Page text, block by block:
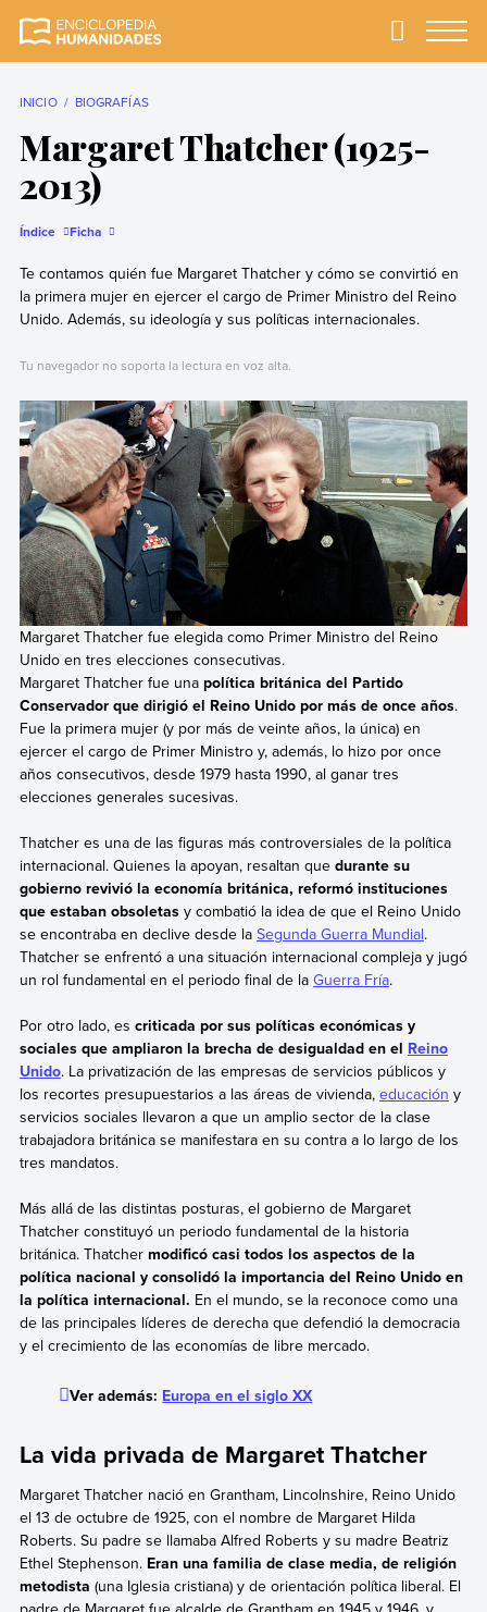
completa y más
Primary
INICIO BIOGRAFÍAS
Margaret Thatcher (1925-
2013)
Índice Ficha
Te contamos quién fue Margaret Thatcher y cómo se convirtió en
la primera mujer en ejercer el cargo de Primer Ministro del Reino
Unido. Además, su ideología y sus políticas internacionales.
Tu navegador no soporta la lectura en voz alta.
Margaret Thatcher fue elegida como Primer Ministro del Reino
Unido en tres elecciones consecutivas.
Margaret Thatcher fue una política británica del Partido
Conservador que dirigió el Reino Unido por más de once años.
Fue la primera mujer (y por más de veinte años, la única) en
ejercer el cargo de Primer Ministro y, además, lo hizo por once
años consecutivos, desde 1979 hasta 1990, al ganar tres
elecciones generales sucesivas.
Thatcher es una de las figuras más controversiales de la política
internacional. Quienes la apoyan, resaltan que durante su
gobierno revivió la economía británica, reformó instituciones
que estaban obsoletasy combatió la idea de que el Reino Unido
se encontraba en declive desde la Segunda Guerra Mundial.
Thatcher se enfrentó a una situación internacional compleja y jugó
un rol fundamental en el periodo final de la Guerra Fría.
Por otro lado, es criticada por sus políticas económicas y
sociales que ampliaron la brecha de desigualdad en el Reino
Unido. La privatización de las empresas de servicios públicos y
los recortes presupuestarios a las áreas de vivienda, educación y
servicios sociales llevaron a que un amplio sector de la clase
trabajadora británica se manifestara en su contra a lo largo de los
tres mandatos.
Más allá de las distintas posturas, el gobierno de Margaret
Thatcher constituyó un periodo fundamental de la historia
británica. Thatchermodificó casi todos los aspectos de la
política nacional y consolidó la importancia del Reino Unido en
la política internacional. En el mundo, se la reconoce como una
de las principales líderes de derecha que defendió la democracia
y el crecimiento de las economías de libre mercado.
Ver además: Europa en el siglo XX
La vida privada de Margaret Thatcher
Margaret Thatcher nació en Grantham, Lincolnshire, Reino Unido
el 13 de octubre de 1925, con el nombre de Margaret Hilda
Roberts. Su padre se llamaba Alfred Roberts y su madre Beatriz
Ethel Stephenson.Eran una familia de clase media, de religión
metodista (una Iglesia cristiana) y de orientación política liberal. El